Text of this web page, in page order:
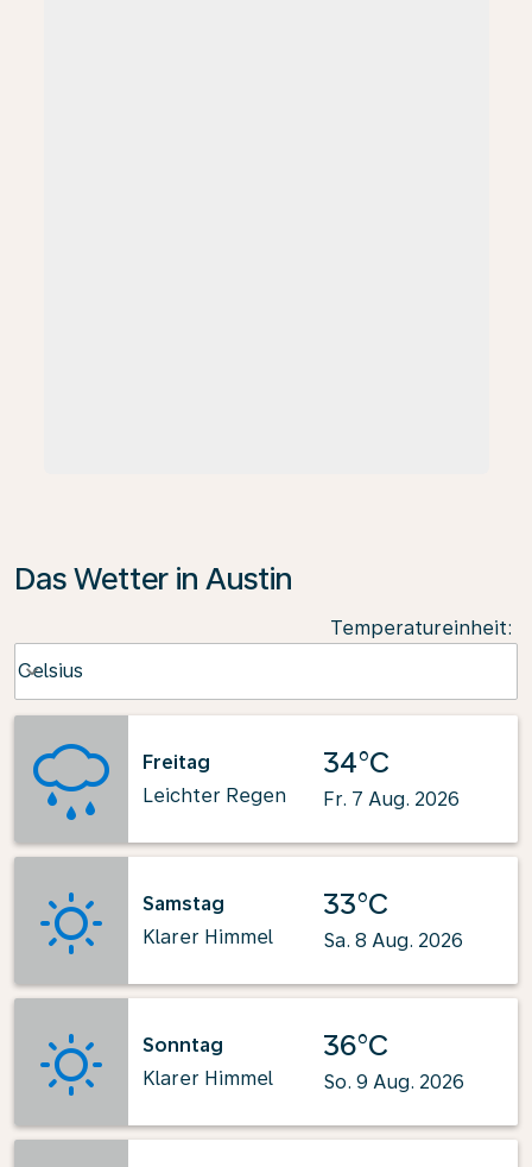
Das Wetter in Austin
Temperatureinheit:
Celsius
keyboard_arrow_down
Freitag
Leichter Regen
34°C
Fr. 7 Aug. 2026
Samstag
Klarer Himmel
33°C
Sa. 8 Aug. 2026
Sonntag
Klarer Himmel
36°C
So. 9 Aug. 2026